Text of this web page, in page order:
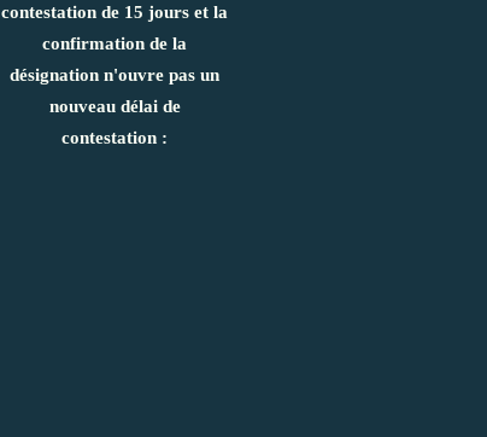
contestation de 15 jours et la
confirmation de la
désignation n'ouvre pas un
nouveau délai de
contestation :